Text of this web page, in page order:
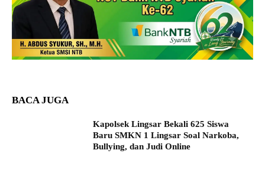
BACA JUGA
Kapolsek Lingsar Bekali 625 Siswa
Baru SMKN 1 Lingsar Soal Narkoba,
Bullying, dan Judi Online